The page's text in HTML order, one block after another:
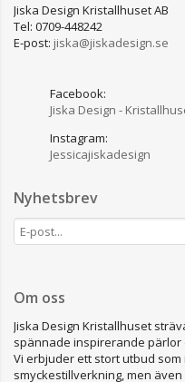
Jiska Design Kristallhuset AB
Tel: 0709-448242
E-post: jiska@jiskadesign.se
Facebook:
Jiska Design -
Instagram:
Jessicajiskadesign
Nyhetsbrev
Om oss
Jiska Design Kristallhuset
spännade inspirerande pärlor
Vi erbjuder ett stort utbud
smyckestillverkning, men